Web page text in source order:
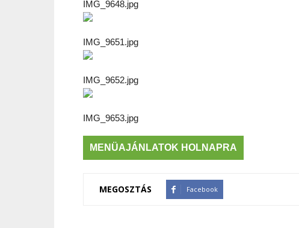
IMG_9648.jpg
IMG_9651.jpg
IMG_9652.jpg
IMG_9653.jpg
MENÜAJÁNLATOK HOLNAPRA
MEGOSZTÁS Facebook